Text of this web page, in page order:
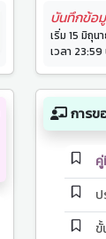
บันทึกข้อ
เริ่ม 15 มิถุ
เวลา 23:59
การข